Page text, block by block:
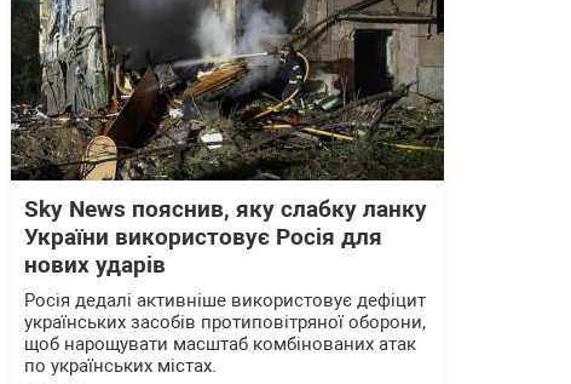
Sky News пояснив, яку слабку ланку
України використовує Росія для
нових ударів
Росія дедалі активніше використовує дефіцит
українських засобів протиповітряної оборони,
щоб нарощувати масштаб комбінованих атак
по українських містах.